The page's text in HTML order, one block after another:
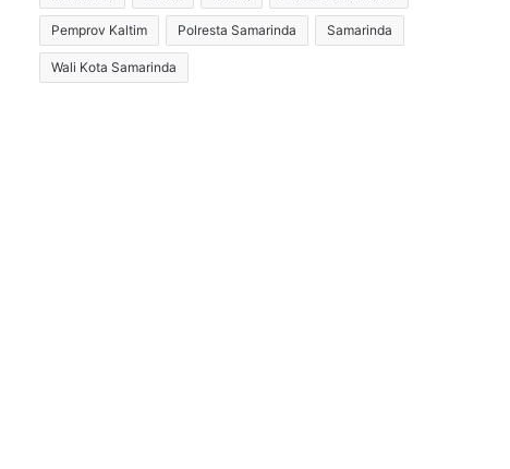
Pemprov Kaltim Polresta Samarinda Samarinda
Wali Kota Samarinda